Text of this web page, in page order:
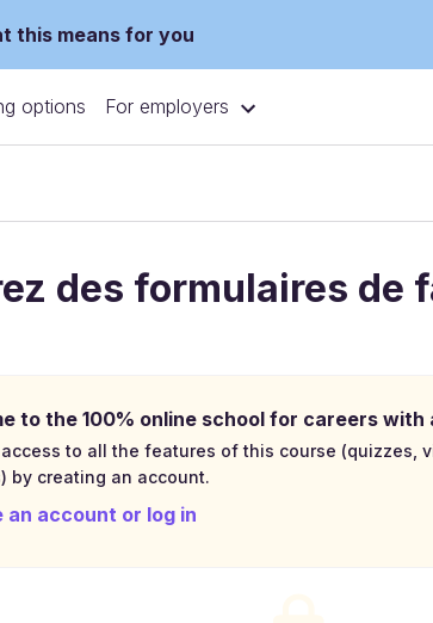
this means for you
options For employers
des formulaires de
to the 100% online school for careers with
to all the features of this course (quizzes,
by creating an account.
an account or log in